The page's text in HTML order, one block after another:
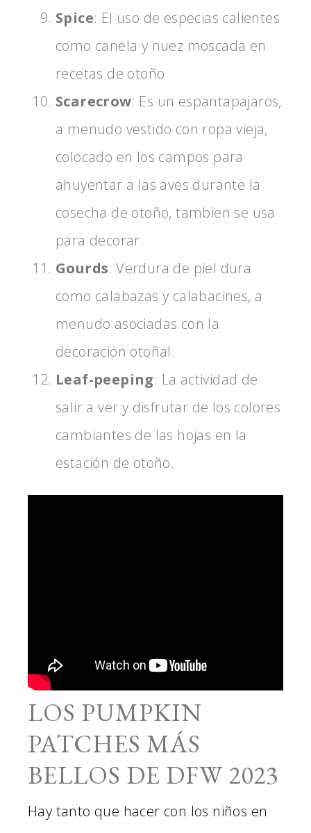
Spice: El uso de especias calientes
como canela y nuez moscada en
recetas de otoño
Scarecrow: Es un espantapajaros,
a menudo vestido con ropa vieja,
colocado en los campos para
ahuyentar a las aves durante la
cosecha de otoño, tambien se usa
para decorar.
Gourds: Verdura de piel dura
como calabazas y calabacines, a
menudo asociadas con la
decoración otoñal.
Leaf-peeping: La actividad de
salir a ver y disfrutar de los colores
cambiantes de las hojas en la
estación de otoño.
LOS PUMPKIN
PATCHES MÁS
BELLOS DE DFW 2023
Hay tanto que hacer con los niños en